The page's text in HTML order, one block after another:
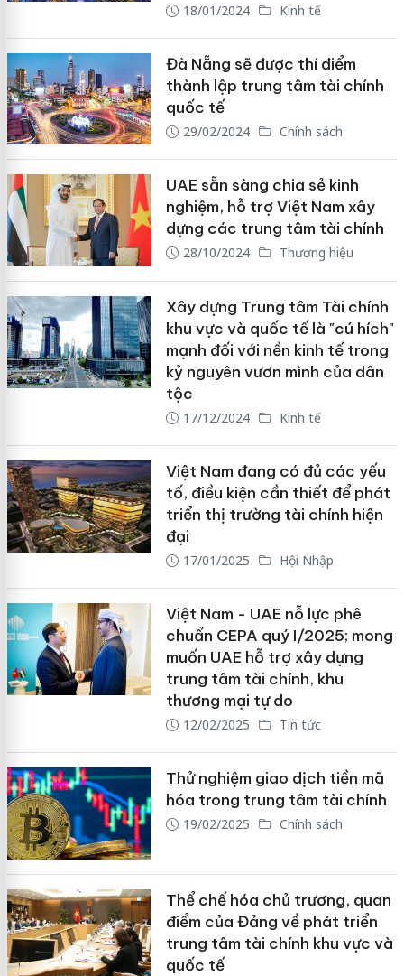
18/01/2024 Kinh tế
Đà Nẵng sẽ được thí điểm
thành lập trung tâm tài chính
quốc tế
29/02/2024 Chính sách
UAE sẵn sàng chia sẻ kinh
nghiệm, hỗ trợ Việt Nam xây
dựng các trung tâm tài chính
28/10/2024 Thương hiệu
Xây dựng Trung tâm Tài chính
khu vực và quốc tế là "cú hích"
mạnh đối với nền kinh tế trong
kỷ nguyên vươn mình của dân
tộc
17/12/2024 Kinh tế
Việt Nam đang có đủ các yếu
tố, điều kiện cần thiết để phát
triển thị trường tài chính hiện
đại
17/01/2025 Hội Nhập
Việt Nam - UAE nỗ lực phê
chuẩn CEPA quý I/2025; mong
muốn UAE hỗ trợ xây dựng
trung tâm tài chính, khu
thương mại tự do
12/02/2025 Tin tức
Thử nghiệm giao dịch tiền mã
hóa trong trung tâm tài chính
19/02/2025 Chính sách
Thể chế hóa chủ trương, quan
điểm của Đảng về phát triển
trung tâm tài chính khu vực và
quốc tế